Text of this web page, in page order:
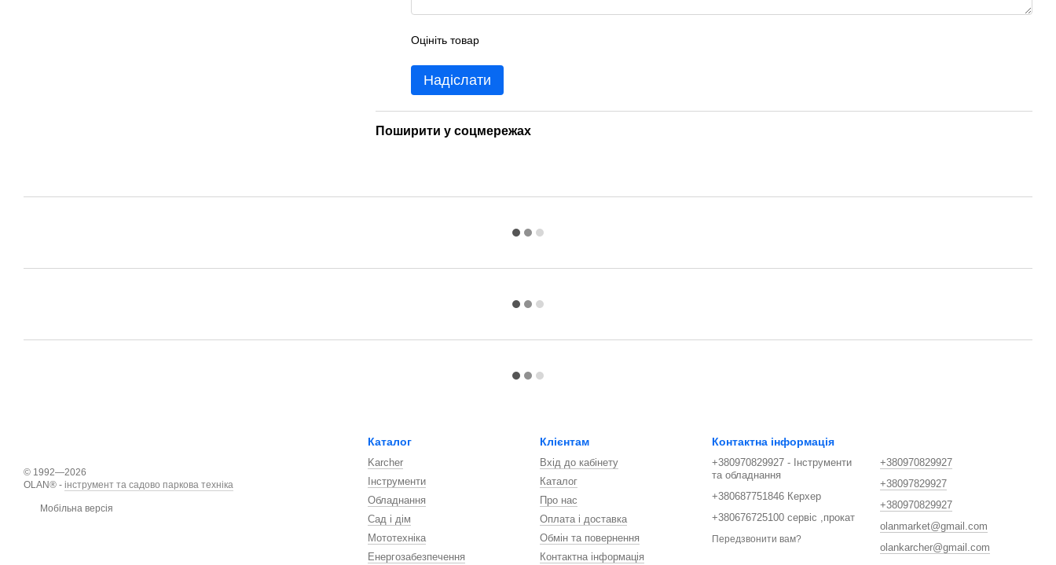
Оцініть товар
Надіслати
Поширити у соцмережах
© 1992—2026
OLAN® - інструмент та садово паркова техніка
Мобільна версія
Каталог
Karcher
Інструменти
Обладнання
Сад і дім
Мототехніка
Енергозабезпечення
Клієнтам
Вхід до кабінету
Каталог
Про нас
Оплата і доставка
Обмін та повернення
Контактна інформація
Контактна інформація
+380970829927 - Інструменти
та обладнання
+380687751846 Керхер
+380676725100 сервіс ,прокат
Передзвонити вам?
+380970829927
+38097829927
+380970829927
olanmarket@gmail.com
olankarcher@gmail.com